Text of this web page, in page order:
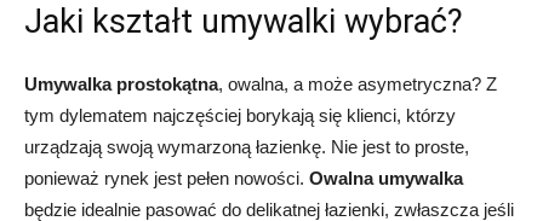
Jaki kształt umywalki wybrać?
Umywalka prostokątna, owalna, a może asymetryczna? Z
tym dylematem najczęściej borykają się klienci, którzy
urządzają swoją wymarzoną łazienkę. Nie jest to proste,
ponieważ rynek jest pełen nowości. Owalna umywalka
będzie idealnie pasować do delikatnej łazienki, zwłaszcza jeśli